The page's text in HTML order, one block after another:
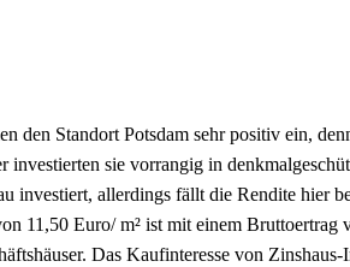
den Standort Potsdam sehr positiv ein,
sie vorrangig in
investiert, allerdings fällt die Rendite hier
11,50 Euro/ m² ist mit einem Bruttoertrag
Das Kaufinteresse von